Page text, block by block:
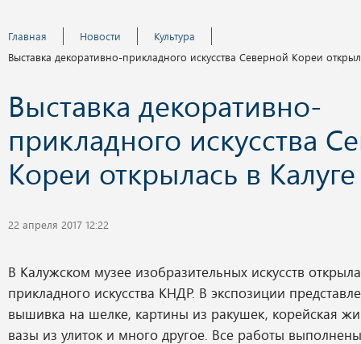
Главная Новости
Культура
Выставка декоративно-прикладного искусства Северной Кореи
Выставка декоративно-
прикладного искусства
Кореи открылась в Калуге
22 апреля 2017 12:22
В Калужском музее изобразительных искусств
прикладного искусства КНДР. В экспозиции
вышивка на шелке, картины из ракушек, корейская
вазы из улиток и много другое. Все работы